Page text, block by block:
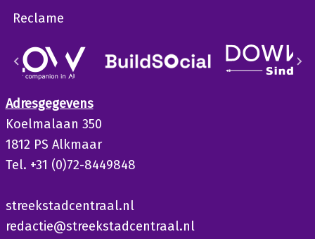
Reclame
Adresgegevens
Koelmalaan 350
1812 PS Alkmaar
Tel. +31 (0)72-8449848
streekstadcentraal.nl
redactie@streekstadcentraal.nl